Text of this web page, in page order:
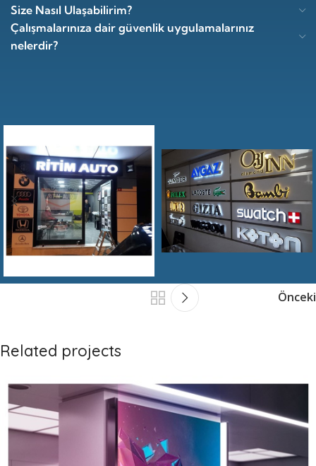
Size Nasıl Ulaşabilirim?
Çalışmalarınıza dair güvenlik uygulamalarınız
nelerdir?
Önceki
Related projects